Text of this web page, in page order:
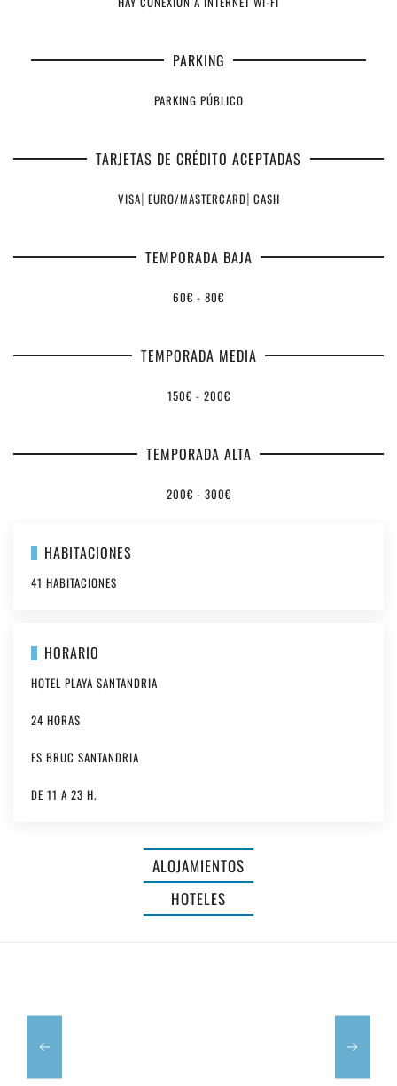
PARKING
PARKING PÚBLICO
TARJETAS DE CRÉDITO ACEPTADAS
VISA| EURO/MASTERCARD| CASH
TEMPORADA BAJA
60€ - 80€
TEMPORADA MEDIA
150€ - 200€
TEMPORADA ALTA
200€ - 300€
HABITACIONES
41 HABITACIONES
HORARIO
HOTEL PLAYA SANTANDRIA
24 HORAS
ES BRUC SANTANDRIA
DE 11 A 23 H.
ALOJAMIENTOS
HOTELES
Y
GRAN
ADULTS